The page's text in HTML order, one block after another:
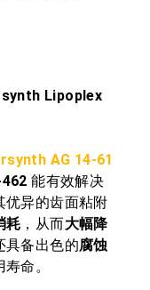
Lipoplex
AG 14-61
能有效解决
优异的齿面粘附
耗 ，从而大幅降
具备出色的腐蚀
命。